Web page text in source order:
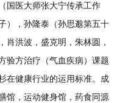
医大师张大宁传承工作
），孙隆泰（孙思邈第五十
肖洪波，盛克明，朱林圆，
验方治疗（气血疾病）课题
在健康行业的运用标准。成
馆，运动健身馆，药食同源